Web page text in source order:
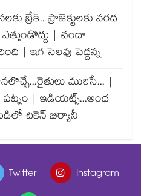
బ్రేక్.. ప్రాజెక్టులకు వరద
| చందా
| ఇగ సెలవు పెద్దన్న
మురిసే... |
పట్నం | ఇడియట్స్...అంధ
చికెన్ బిర్యానీ
Twitter Instagram